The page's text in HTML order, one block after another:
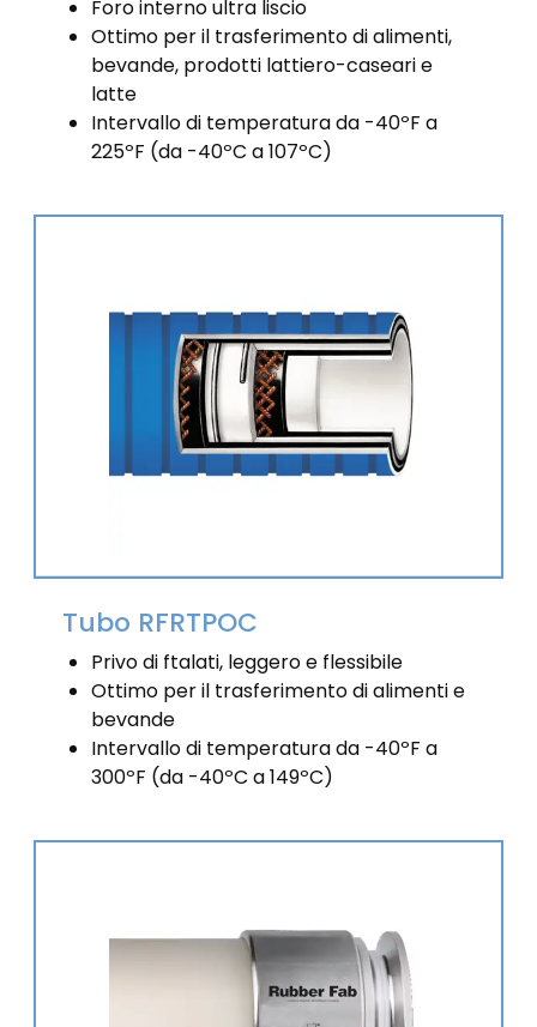
Foro interno ultra liscio
Ottimo per il trasferimento di alimenti,
bevande, prodotti lattiero-caseari e
latte
Intervallo di temperatura da -40ºF a
225ºF (da -40ºC a 107ºC)
Tubo RFRTPOC
Privo di ftalati, leggero e flessibile
Ottimo per il trasferimento di alimenti e
bevande
Intervallo di temperatura da -40ºF a
300ºF (da -40ºC a 149ºC)